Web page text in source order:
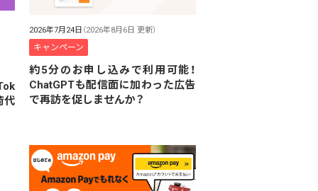
代
2026年7月24日 （2026年8月6日 更新）
キャンペーン
約5分のお申し込みで利用可能！
ChatGPTも配信面に加わった広告
で再訪を促しませんか？